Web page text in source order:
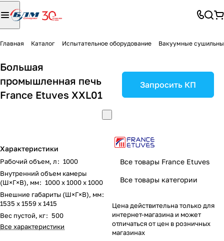
Главная Каталог Испытательное оборудование Вакуумные
Большая
промышленная печь
France Etuves XXL01
Характеристики
Рабочий объем, л: 1000
Внутренний объем камеры
(Ш×Г×В), мм: 1000 х 1000 х 1000
Внешние габариты (Ш×Г×В), мм:
1535 х 1559 х 1415
Вес пустой, кг: 500
Все характеристики
Запросить КП
Все товары France Etuves
Все товары категории
Цена действительна только для
интернет-магазина и может
отличаться от цен в розничных
магазинах